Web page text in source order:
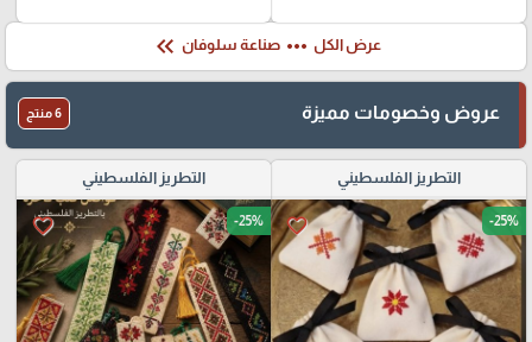
عرض الكل more_horiz صناعة سلوفان keyboard_double_arrow_left
عروض وخصومات مميزة 6 منتج
التطريز الفلسطيني
favorite_border -25%
التطريز الفلسطيني
favorite_border -25%